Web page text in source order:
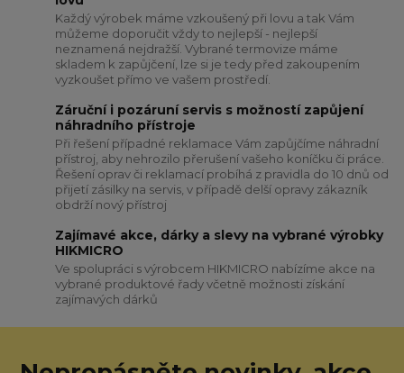
Každý výrobek máme vzkoušený při lovu a tak Vám
můžeme doporučit vždy to nejlepší - nejlepší
neznamená nejdražší. Vybrané termovize máme
skladem k zapůjčení, lze si je tedy před zakoupením
vyzkoušet přímo ve vašem prostředí.
Záruční i pozáruní servis s možností zapůjení
náhradního přístroje
Při řešení případné reklamace Vám zapůjčíme náhradní
přístroj, aby nehrozilo přerušení vašeho koníčku či práce.
Řešení oprav či reklamací probíhá z pravidla do 10 dnů od
přijetí zásilky na servis, v případě delší opravy zákazník
obdrží nový přístroj
Zajímavé akce, dárky a slevy na vybrané výrobky
HIKMICRO
Ve spolupráci s výrobcem HIKMICRO nabízíme akce na
vybrané produktové řady včetně možnosti získání
zajímavých dárků